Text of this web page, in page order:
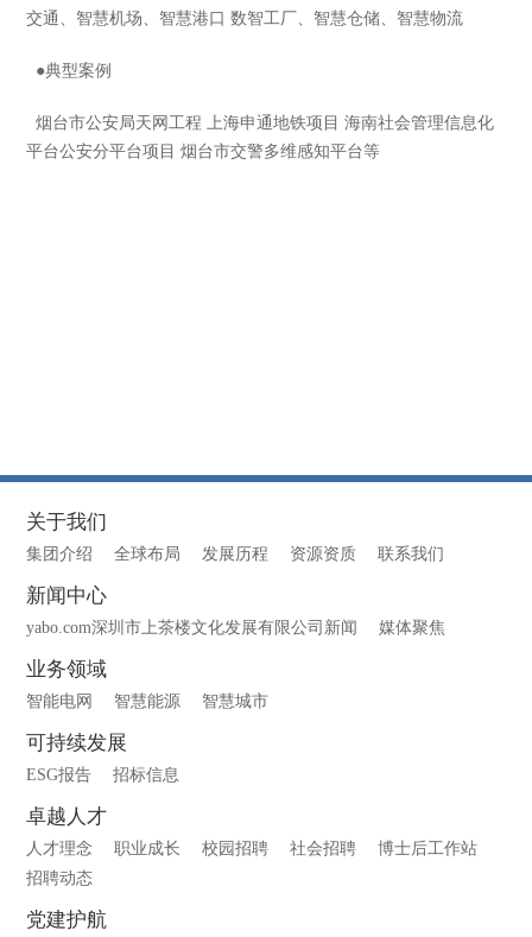
交通、智慧机场、智慧港口 数智工厂、智慧仓储、智慧物流
●典型案例
烟台市公安局天网工程 上海申通地铁项目 海南社会管理信息化
平台公安分平台项目 烟台市交警多维感知平台等
关于我们
集团介绍 全球布局 发展历程 资源资质 联系我们
新闻中心
yabo.com深圳市上茶楼文化发展有限公司新闻 媒体聚焦
业务领域
智能电网 智慧能源 智慧城市
可持续发展
ESG报告 招标信息
卓越人才
人才理念 职业成长 校园招聘 社会招聘
博士后工作站
招聘动态
党建护航